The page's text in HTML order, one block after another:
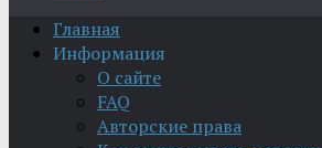
Главная
Информация
О сайте
FAQ
Авторские права